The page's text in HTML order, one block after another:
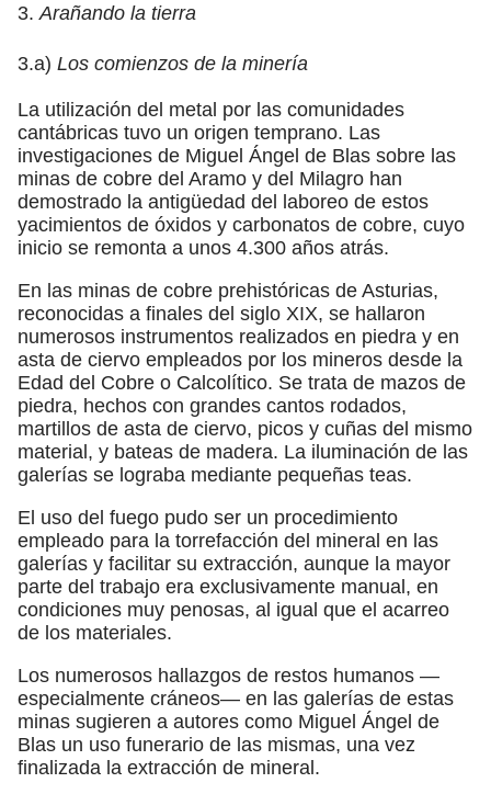
3. Arañando la tierra
3.a) Los comienzos de la minería
La utilización del metal por las comunidades
cantábricas tuvo un origen temprano. Las
investigaciones de Miguel Ángel de Blas sobre las
minas de cobre del Aramo y del Milagro han
demostrado la antigüedad del laboreo de estos
yacimientos de óxidos y carbonatos de cobre, cuyo
inicio se remonta a unos 4.300 años atrás.
En las minas de cobre prehistóricas de Asturias,
reconocidas a finales del siglo XIX, se hallaron
numerosos instrumentos realizados en piedra y en
asta de ciervo empleados por los mineros desde la
Edad del Cobre o Calcolítico. Se trata de mazos de
piedra, hechos con grandes cantos rodados,
martillos de asta de ciervo, picos y cuñas del mismo
material, y bateas de madera. La iluminación de las
galerías se lograba mediante pequeñas teas.
El uso del fuego pudo ser un procedimiento
empleado para la torrefacción del mineral en las
galerías y facilitar su extracción, aunque la mayor
parte del trabajo era exclusivamente manual, en
condiciones muy penosas, al igual que el acarreo
de los materiales.
Los numerosos hallazgos de restos humanos —
especialmente cráneos— en las galerías de estas
minas sugieren a autores como Miguel Ángel de
Blas un uso funerario de las mismas, una vez
finalizada la extracción de mineral.